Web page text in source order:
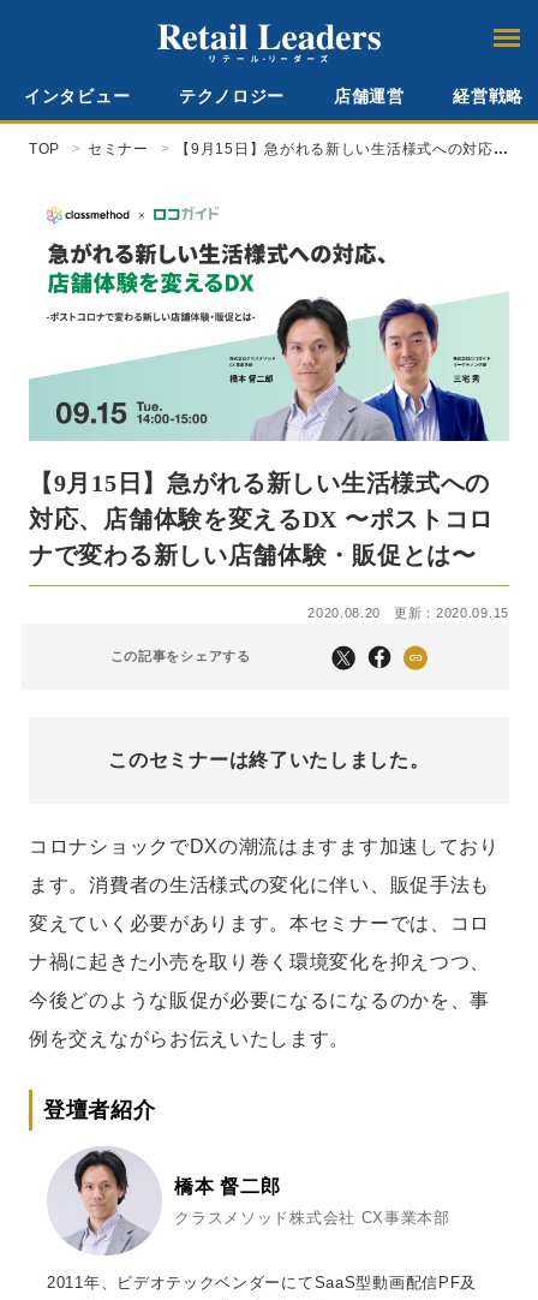
インタビュー テクノロジー 店舗運営 経営戦略
TOP セミナー
【9月15日】急がれる新しい生活様式への対応、
【9月15日】急がれる新しい生活様式への
対応、店舗体験を変えるDX 〜ポストコロ
ナで変わる新しい店舗体験・販促とは〜
2020.08.20 更新：2020.09.15
この記事をシェアする
このセミナーは終了いたしました。
コロナショックでDXの潮流はますます加速しており
ます。消費者の生活様式の変化に伴い、販促手法も
変えていく必要があります。本セミナーでは、コロ
ナ禍に起きた小売を取り巻く環境変化を抑えつつ、
今後どのような販促が必要になるになるのかを、事
例を交えながらお伝えいたします。
登壇者紹介
橋本 督二郎
クラスメソッド株式会社 CX事業本部
2011年、ビデオテックベンダーにてSaaS型動画配信PF及